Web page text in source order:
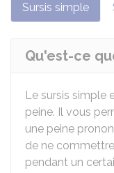
Sursis simple
Qu'est-ce
Le sursis simple
peine. Il vous
une peine
de ne
pendant un